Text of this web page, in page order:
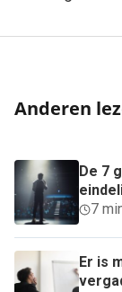
Anderen
De 7
7
Er is